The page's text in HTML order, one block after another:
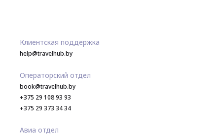
Клиентская поддержка
help@travelhub.by
Операторский отдел
book@travelhub.by
+375 29 108 93 93
+375 29 373 34 34
Авиа отдел